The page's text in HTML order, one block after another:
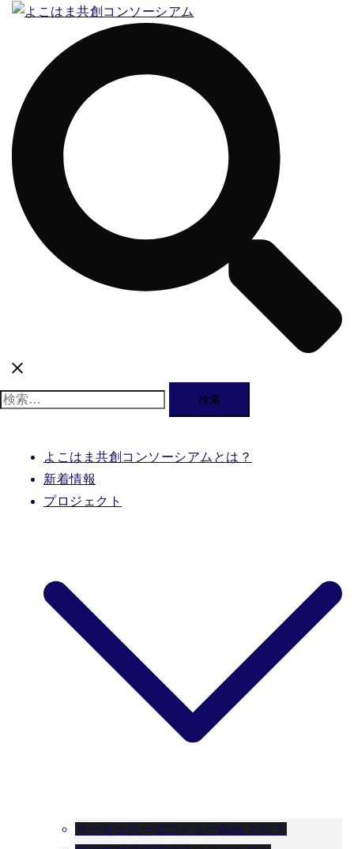
ス
キ
検
よこはま共創コンソーシアムとは？
新着情報
プロジェクト
サーキュラーエコノミーplus とは？